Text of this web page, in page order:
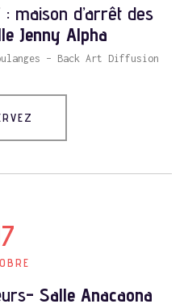
maison d’arrêt des
Jenny Alpha
– Back Art Diffusion
- Salle Anacaona